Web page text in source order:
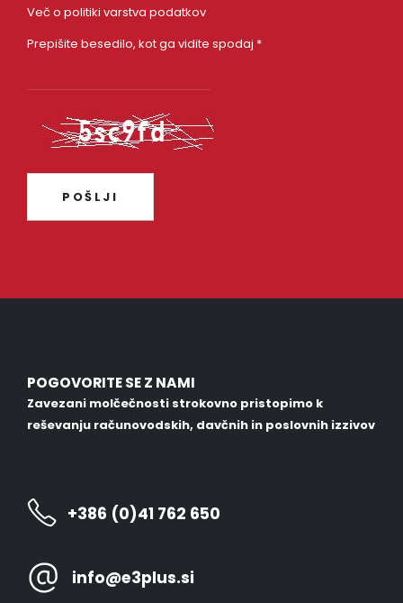
Več o politiki varstva podatkov
Prepišite besedilo, kot ga vidite spodaj *
POGOVORITE SE Z NAMI
Zavezani molčečnosti strokovno pristopimo k
reševanju računovodskih, davčnih in poslovnih izzivov
+386 (0)41 762 650
info@e3plus.si